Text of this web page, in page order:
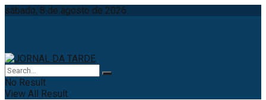
sábado, 8 de agosto de 2026
No Result
View All Result